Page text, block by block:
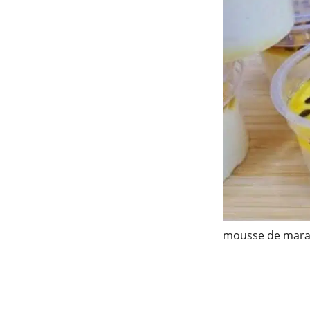
mousse de